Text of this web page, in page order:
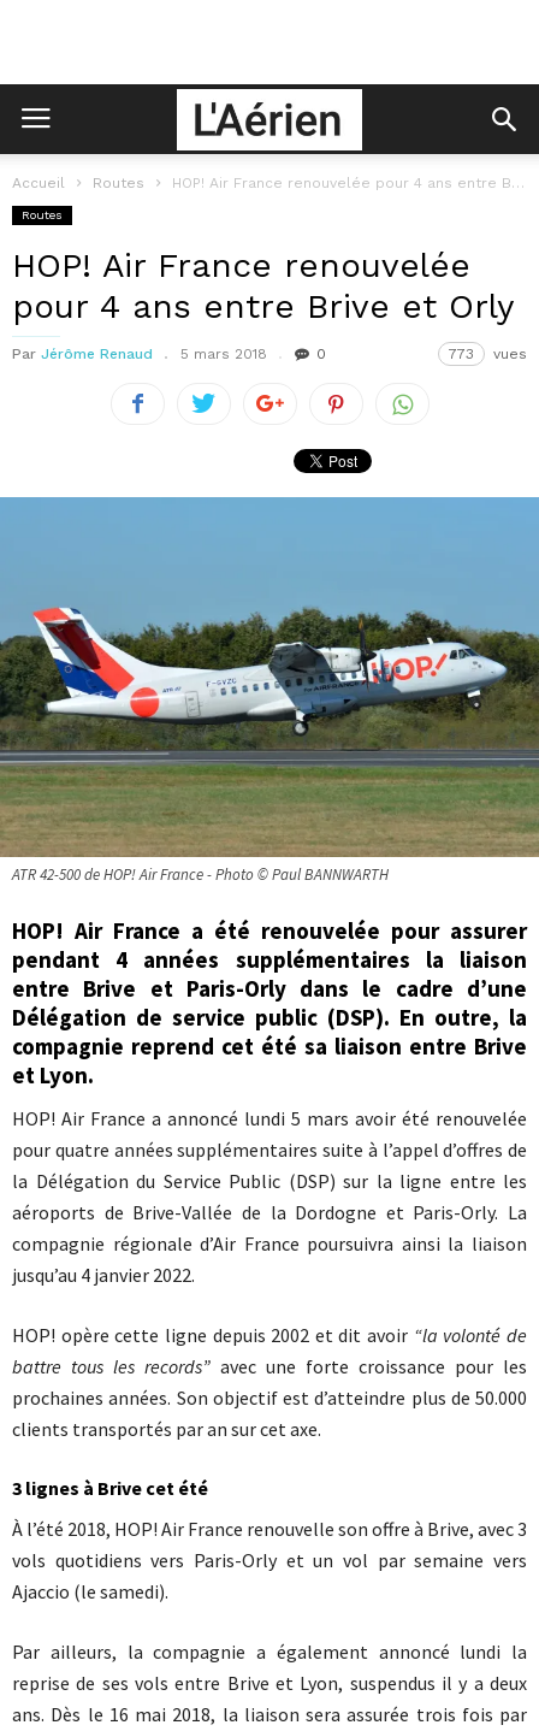
Accueil Routes HOP! Air France renouvelée pour 4 ans entre Brive et Orly
Routes
HOP! Air France renouvelée
pour 4 ans entre Brive et Orly
Par Jérôme Renaud 5 mars 2018 0 773 vues
ATR 42-500 de HOP! Air France - Photo © Paul BANNWARTH
HOP! Air France a été renouvelée pour assurer
pendant 4 années supplémentaires la liaison
entre Brive et Paris-Orly dans le cadre d’une
Délégation de service public (DSP). En outre, la
compagnie reprend cet été sa liaison entre Brive
et Lyon.
HOP! Air France a annoncé lundi 5 mars avoir été renouvelée
pour quatre années supplémentaires suite à l’appel d’offres de
la Délégation du Service Public (DSP) sur la ligne entre les
aéroports de Brive-Vallée de la Dordogne et Paris-Orly. La
compagnie régionale d’Air France poursuivra ainsi la liaison
jusqu’au 4 janvier 2022.
HOP! opère cette ligne depuis 2002 et dit avoir “la volonté de
battre tous les records” avec une forte croissance pour les
prochaines années. Son objectif est d’atteindre plus de 50.000
clients transportés par an sur cet axe.
3 lignes à Brive cet été
À l’été 2018, HOP! Air France renouvelle son offre à Brive, avec 3
vols quotidiens vers Paris-Orly et un vol par semaine vers
Ajaccio (le samedi).
Par ailleurs, la compagnie a également annoncé lundi la
reprise de ses vols entre Brive et Lyon, suspendus il y a deux
ans. Dès le 16 mai 2018, la liaison sera assurée trois fois par